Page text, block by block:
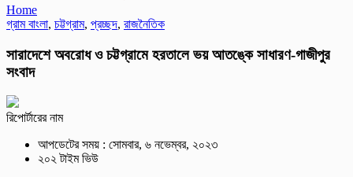
Home
গ্রাম বাংলা, চট্টগ্রাম, প্রচ্ছদ, রাজনৈতিক
সারাদেশে অবরোধ ও চট্টগ্রামে হরতালে ভয় আতঙ্কে সাধারণ-গাজীপুর
সংবাদ
রিপোর্টারের নাম
আপডেটের সময় : সোমবার, ৬ নভেম্বর, ২০২৩
২০২ টাইম ভিউ